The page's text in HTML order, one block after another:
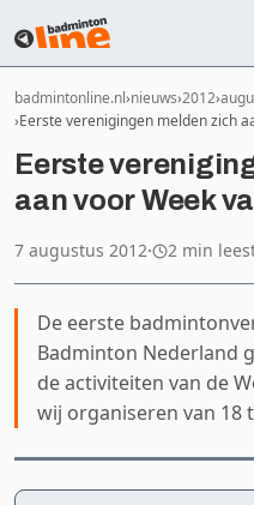
badmintonline.nl nieuws 2012
Eerste verenigingen melden zich
Eerste
aan voor Week
7 augustus 2012· 2 min
De eerste
Badminton Nederland
de activiteiten van de
wij organiseren van 18